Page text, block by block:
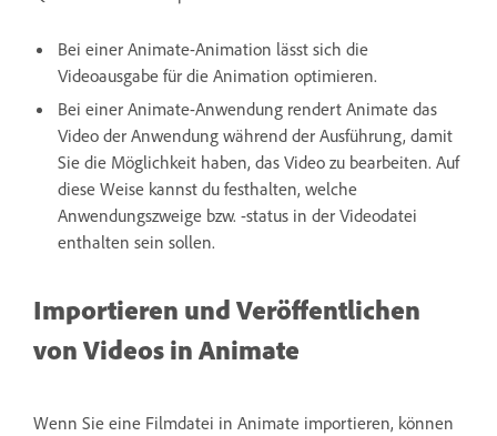
Bei einer Animate-Animation lässt sich die
Videoausgabe für die Animation optimieren.
Bei einer Animate-Anwendung rendert Animate das
Video der Anwendung während der Ausführung, damit
Sie die Möglichkeit haben, das Video zu bearbeiten. Auf
diese Weise kannst du festhalten, welche
Anwendungszweige bzw. -status in der Videodatei
enthalten sein sollen.
Importieren und Veröffentlichen
von Videos in Animate
Wenn Sie eine Filmdatei in Animate importieren, können